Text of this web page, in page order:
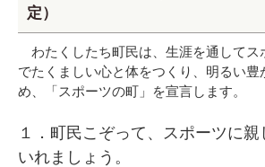
定）
わたくしたち町民は、生涯を通してス
でたくましい心と体をつくり、明るい豊
め、「スポーツの町」を宣言します。
１．町民こぞって、スポーツに親
いれましょ